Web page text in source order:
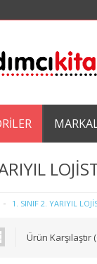
1. SINIF 2. YARIYIL
Ürün Karşılaştır